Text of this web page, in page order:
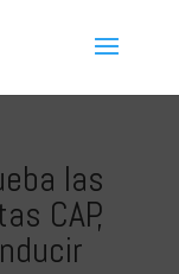
las
CAP,